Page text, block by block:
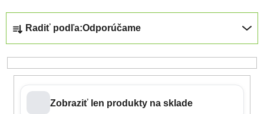
Radiť podľa:Odporúčame
Zobraziť len produkty na sklade